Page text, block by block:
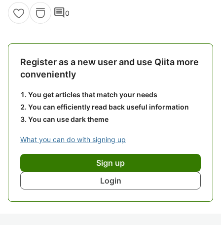
comment0
Register as a new user and use Qiita more
conveniently
You get articles that match your needs
You can efficiently read back useful information
You can use dark theme
What you can do with signing up
Sign up
Login